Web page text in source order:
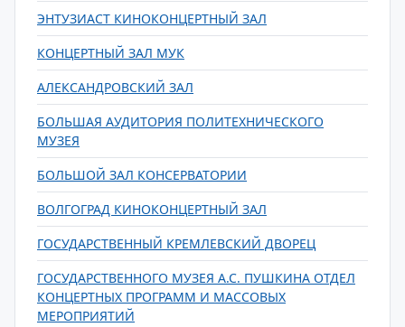
ЭНТУЗИАСТ КИНОКОНЦЕРТНЫЙ ЗАЛ
КОНЦЕРТНЫЙ ЗАЛ МУК
АЛЕКСАНДРОВСКИЙ ЗАЛ
БОЛЬШАЯ АУДИТОРИЯ ПОЛИТЕХНИЧЕСКОГО
МУЗЕЯ
БОЛЬШОЙ ЗАЛ КОНСЕРВАТОРИИ
ВОЛГОГРАД КИНОКОНЦЕРТНЫЙ ЗАЛ
ГОСУДАРСТВЕННЫЙ КРЕМЛЕВСКИЙ ДВОРЕЦ
ГОСУДАРСТВЕННОГО МУЗЕЯ А.С. ПУШКИНА ОТДЕЛ
КОНЦЕРТНЫХ ПРОГРАММ И МАССОВЫХ
МЕРОПРИЯТИЙ